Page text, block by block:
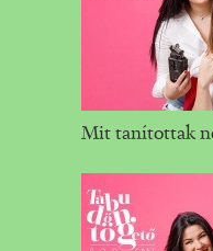
Mit tanítottak